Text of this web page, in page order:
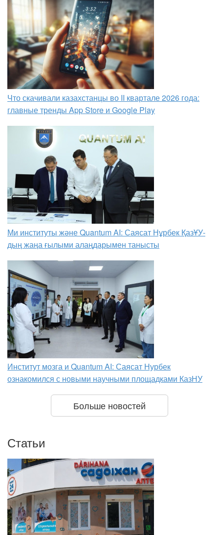
Что скачивали казахстанцы во II квартале 2026 года:
главные тренды App Store и Google Play
Ми институты және Quantum AI: Саясат Нұрбек ҚазҰУ-
дың жаңа ғылыми алаңдарымен танысты
Институт мозга и Quantum AI: Саясат Нурбек
ознакомился с новыми научными площадками КазНУ
Больше новостей
Статьи